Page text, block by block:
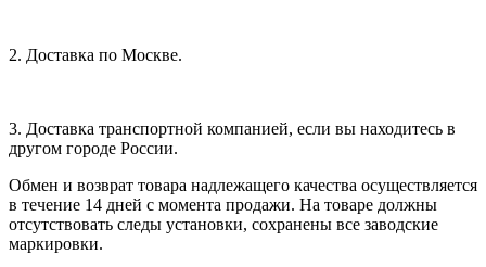
2. Доставка по Москве.
3. Доставка транспортной компанией, если вы находитесь в
другом городе России.
Обмен и возврат товара надлежащего качества осуществляется
в течение 14 дней с момента продажи. На товаре должны
отсутствовать следы установки, сохранены все заводские
маркировки.